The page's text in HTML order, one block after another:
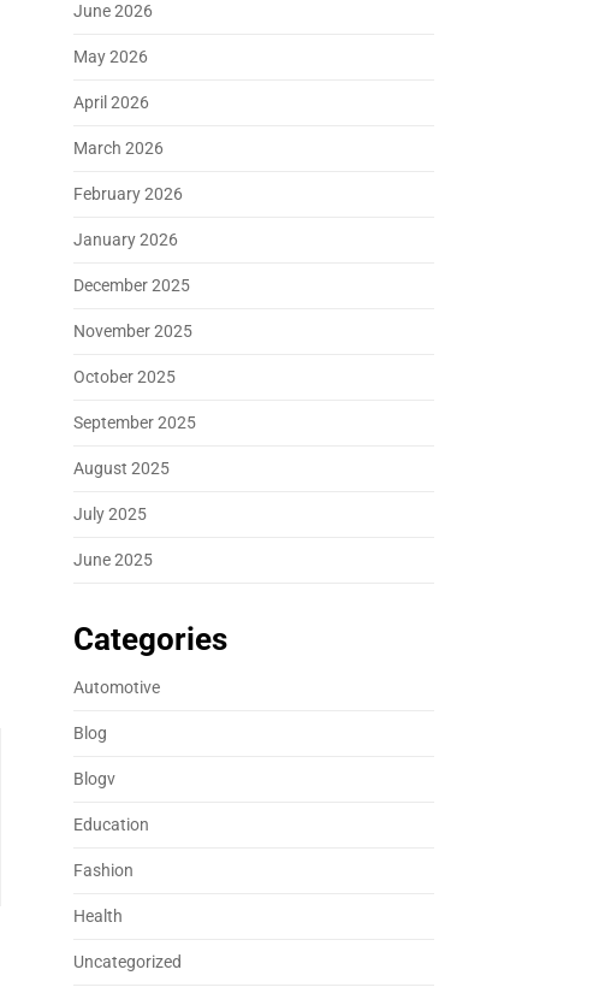
June 2026
May 2026
April 2026
March 2026
February 2026
January 2026
December 2025
November 2025
October 2025
September 2025
August 2025
July 2025
June 2025
Categories
Automotive
Blog
Blogv
Education
Fashion
Health
Uncategorized